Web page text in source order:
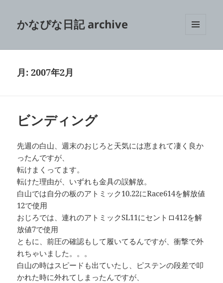
かなぴな日記 archive
ーとウ
月:2007年2月
ビンディング
先週の白山、週末のおじろと天気には恵まれて凄く良か
ったんですが、
転けまくってます。
転けた理由が、いずれも金具の誤解放。
白山では自分の板のアトミック10.22にRace614を解放値
12で使用
おじろでは、連れのアトミックSL11にセントロ412を解
放値7で使用
ともに、前圧の確認もして履いてるんですが、衝撃で外
れちゃいました。。。
白山の時はスピードも出ていたし、ピステンの段差で叩
かれた時に外れてしまったんですが、